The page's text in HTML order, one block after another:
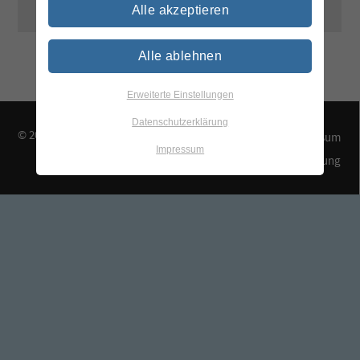
© 2026 TEGEWA e.V.
Impressum
Datenschutzerklärung
Alle akzeptieren
Alle ablehnen
Erweiterte Einstellungen
Datenschutzerklärung
Impressum